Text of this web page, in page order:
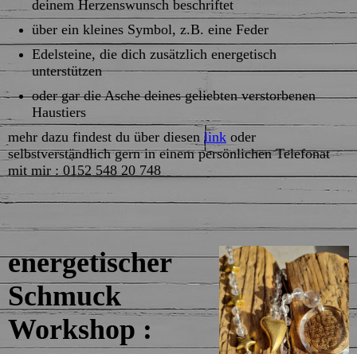
deinem Herzenswunsch beschriftet
über ein kleines Symbol, z.B. eine Feder
Edelsteine, die dich zusätzlich energetisch
unterstützen
oder gar die Asche deines geliebten verstorbenen
Haustiers
mehr dazu findest du über diesenlink oder
selbstverständlich gern in einem persönlichen Telefonat
mit mir : 0152 548 20 748
energetischer
Schmuck
Workshop :